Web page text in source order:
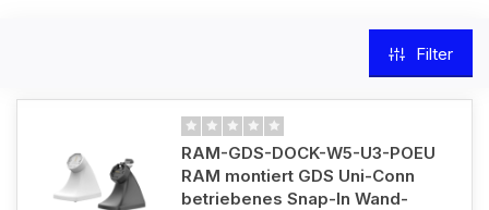
Filter
RAM-GDS-DOCK-W5-U3-POEU
RAM montiert GDS Uni-Conn
betriebenes Snap-In Wand-